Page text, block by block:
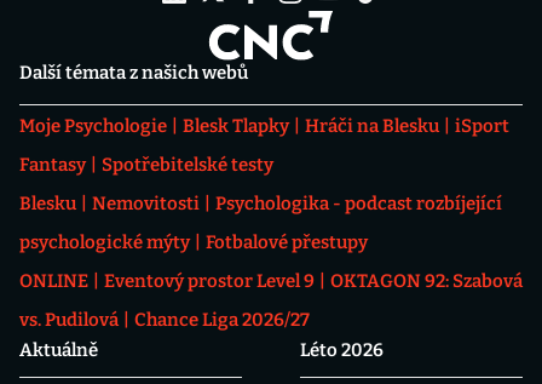
Další témata z našich webů
Moje Psychologie Blesk Tlapky Hráči na Blesku
iSport
Fantasy
Spotřebitelské testy
Blesku
Nemovitosti
Psychologika - podcast rozbíjející
psychologické mýty
Fotbalové přestupy
ONLINE
Eventový prostor Level 9
OKTAGON 92: Szabová
vs. Pudilová
Chance Liga 2026/27
Aktuálně
Léto 2026